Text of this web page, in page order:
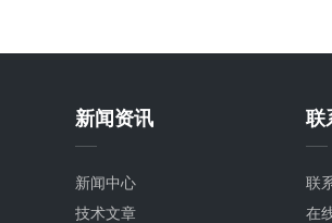
新闻资讯
新闻中心
技术文章
联
联
在